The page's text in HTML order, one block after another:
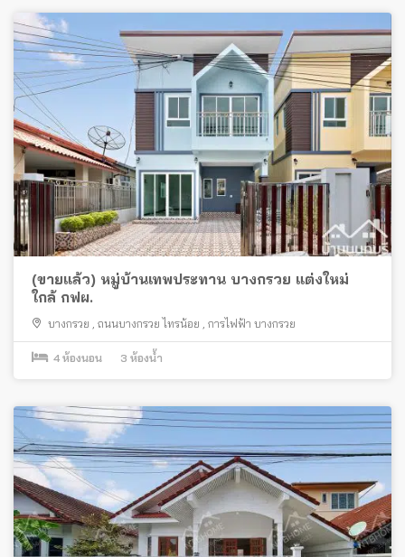
(ขายแล้ว) หมู่บ้านเทพประทาน บางกรวย แต่งใหม่
ใกล้ กฟผ.
บางกรวย , ถนนบางกรวย ไทรน้อย , การไฟฟ้า บางกรวย
4 ห้องนอน 3 ห้องน้ำ